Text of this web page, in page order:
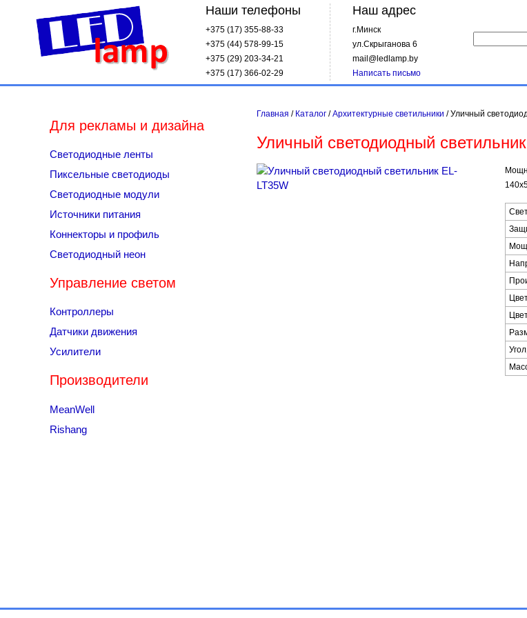
Наши телефоны
+375 (17) 355-88-33
+375 (44) 578-99-15
+375 (29) 203-34-21
+375 (17) 366-02-29
Наш адрес
г.Минск
ул.Скрыганова 6
mail@ledlamp.by
Написать письмо
Главная / Каталог /Архитектурные светильники /Уличный
Уличный светодиодный
Для рекламы и дизайна
Светодиодные ленты
Пиксельные светодиоды
Светодиодные модули
Источники питания
Коннекторы и профиль
Светодиодный неон
Управление светом
Контроллеры
Датчики движения
Усилители
Производители
MeanWell
Rishang